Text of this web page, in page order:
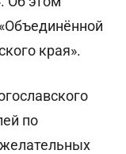
края».
по